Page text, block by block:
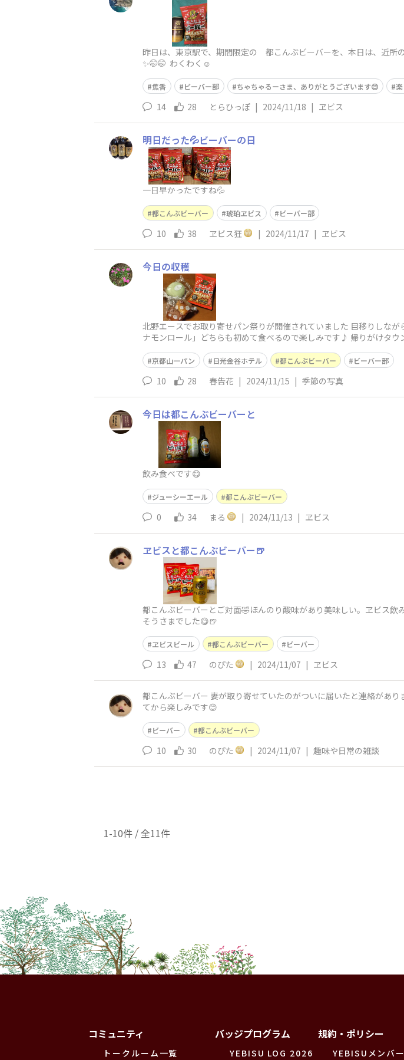
昨日は、東京駅で、期間限定の 都こんぶビーバーを、本日は、近
✨🤭🤭 わくわく☺️
焦香 ビーバー部 ちゃちゃるーさま、ありがとうございます😊
14 28 とらひっぽ | 2024/11/18 | ヱビス
明日だった💦ビーバーの日
一日早かったですね💦
都こんぶビーバー 琥珀ヱビス ビーバー部
10 38 ヱビス狂 | 2024/11/17 | ヱビス
今日の収穫
北野エースでお取り寄せパン祭りが開催されていました 目移りしな
ナモンロール」どちらも初めて食べるので楽しみです♪ 帰りがけタ
京都山一パン 日光金谷ホテル 都こんぶビーバー ビーバー部
10 28 春告花 | 2024/11/15 | 季節の写真
今日は都こんぶビーバーと
飲み食べです😋
ジューシーエール 都こんぶビーバー
0 34 まる | 2024/11/13 | ヱビス
ヱビスと都こんぶビーバー🍺
都こんぶビーバーとご対面🤣ほんのり酸味があり美味しい。ヱビス
そうさまでした😋🍺
ヱビスビール 都こんぶビーバー ビーバー
13 47 のぴた | 2024/11/07 | ヱビス
都こんぶビーバー 妻が取り寄せていたのがついに届いたと連絡がありました。妻がひと足先に食べたそうで甘酸っぱくて美味しいとの事。 帰っ
てから楽しみです😊
ビーバー 都こんぶビーバー
10 30 のぴた | 2024/11/07 | 趣味や日常の雑談
1-10件 / 全11件
コミュニティ
トークルーム一覧
バッジプログラム
YEBISU LOG 2026
規約・ポリシー
YEBISUメンバ